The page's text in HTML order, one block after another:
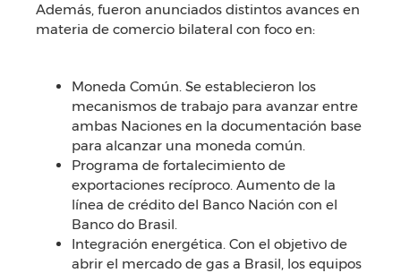
Además, fueron anunciados distintos avances en
materia de comercio bilateral con foco en:
Moneda Común. Se establecieron los
mecanismos de trabajo para avanzar entre
ambas Naciones en la documentación base
para alcanzar una moneda común.
Programa de fortalecimiento de
exportaciones recíproco. Aumento de la
línea de crédito del Banco Nación con el
Banco do Brasil.
Integración energética. Con el objetivo de
abrir el mercado de gas a Brasil, los equipos